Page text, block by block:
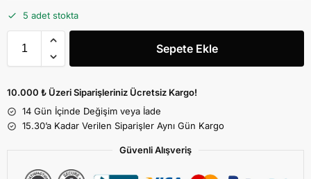
5 adet stokta
Sepete Ekle
10.000 ₺ Üzeri Siparişleriniz Ücretsiz Kargo!
14 Gün İçinde Değişim veya İade
15.30’a Kadar Verilen Siparişler Aynı Gün Kargo
Güvenli Alışveriş